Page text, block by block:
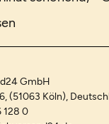
GmbH
(51063 Köln),
128 0